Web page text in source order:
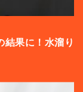
結果に！水溜り